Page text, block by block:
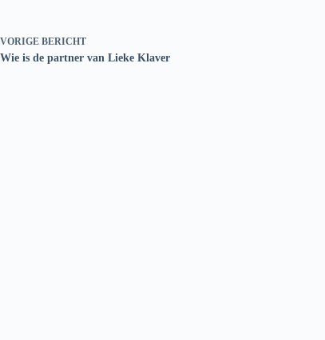
VORIGE BERICHT
Wie is de partner van Lieke Klaver